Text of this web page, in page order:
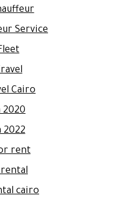
Service
Cairo
2020
2022
rent
cairo